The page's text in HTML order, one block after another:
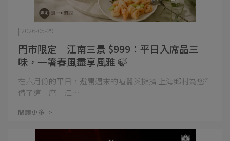
門市限定｜江南三景 $999：平日入席品三
味，一箸春風盡享風雅 🍃
| 2026-05-29
在六月份的平日，避開週末的喧囂與擁擠 上海鄉村為您準
備了這一席「江⋯
閱讀更多 ->